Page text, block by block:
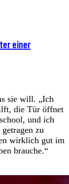
einer
sie will. „Ich
die Tür öffnet
und ich
zu
wirklich gut im
brauche.“